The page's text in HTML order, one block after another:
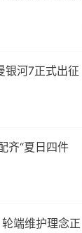
银河7正式出征
齐“夏日四件
端维护理念正